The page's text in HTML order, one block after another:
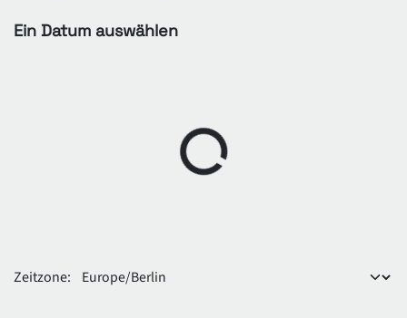
Ein Datum auswählen
Zeitzone: